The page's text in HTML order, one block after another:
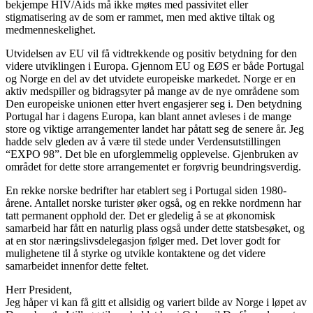
bekjempe HIV/Aids må ikke møtes med passivitet eller
stigmatisering av de som er rammet, men med aktive tiltak og
medmenneskelighet.
Utvidelsen av EU vil få vidtrekkende og positiv betydning for den
videre utviklingen i Europa. Gjennom EU og EØS er både Portugal
og Norge en del av det utvidete europeiske markedet. Norge er en
aktiv medspiller og bidragsyter på mange av de nye områdene som
Den europeiske unionen etter hvert engasjerer seg i. Den betydning
Portugal har i dagens Europa, kan blant annet avleses i de mange
store og viktige arrangementer landet har påtatt seg de senere år. Jeg
hadde selv gleden av å være til stede under Verdensutstillingen
“EXPO 98”. Det ble en uforglemmelig opplevelse. Gjenbruken av
området for dette store arrangementet er forøvrig beundringsverdig.
En rekke norske bedrifter har etablert seg i Portugal siden 1980-
årene. Antallet norske turister øker også, og en rekke nordmenn har
tatt permanent opphold der. Det er gledelig å se at økonomisk
samarbeid har fått en naturlig plass også under dette statsbesøket, og
at en stor næringslivsdelegasjon følger med. Det lover godt for
mulighetene til å styrke og utvikle kontaktene og det videre
samarbeidet innenfor dette feltet.
Herr President,
Jeg håper vi kan få gitt et allsidig og variert bilde av Norge i løpet av